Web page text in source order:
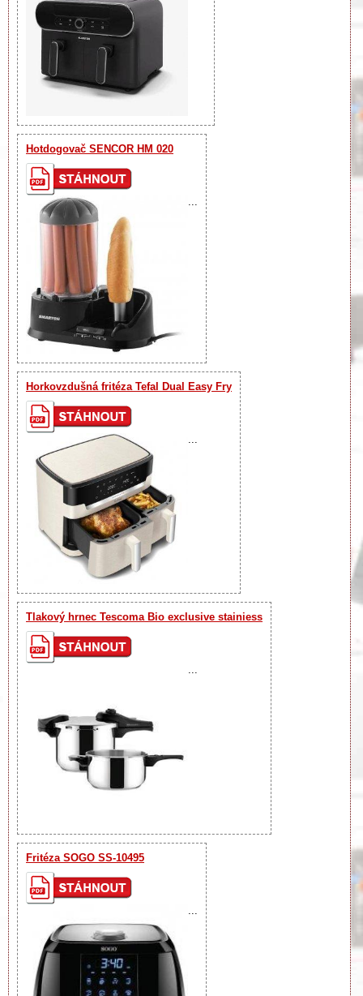
Hotdogovač SENCOR HM 020
Horkovzdušná fritéza Tefal Dual Easy Fry
Tlakový hrnec Tescoma Bio exclusive stainiess
Fritéza SOGO SS-10495